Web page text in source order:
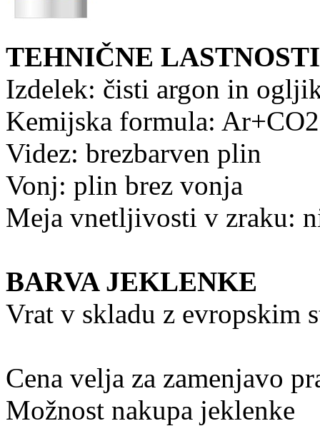
TEHNIČNE LASTNOSTI
Izdelek: čisti argon in
Kemijska formula: Ar+CO2
Videz: brezbarven plin
Vonj: plin brez vonja
Meja vnetljivosti v zraku:
BARVA JEKLENKE
Vrat v skladu z evropskim
Cena velja za zamenjavo
Možnost nakupa jeklenke